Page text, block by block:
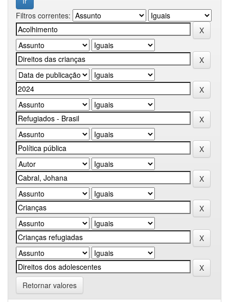
Filtros correntes:
Retornar valores